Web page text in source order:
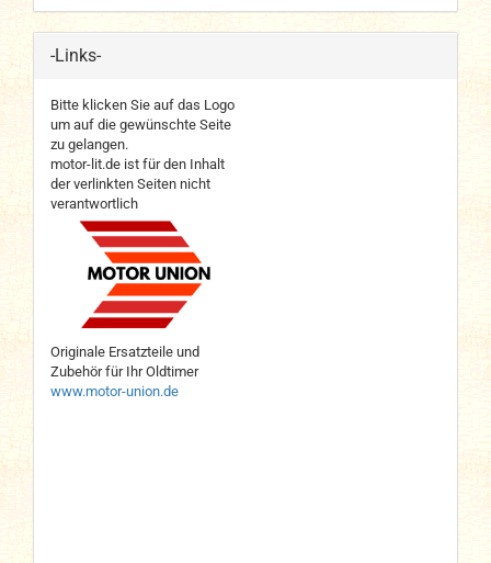
-Links-
Bitte klicken Sie auf das Logo
um auf die gewünschte Seite
zu gelangen.
motor-lit.de ist für den Inhalt
der verlinkten Seiten nicht
verantwortlich
Originale Ersatzteile und
Zubehör für Ihr Oldtimer
www.motor-union.de